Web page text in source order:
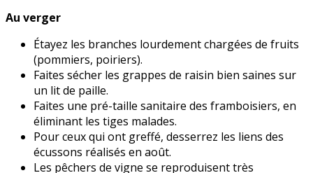
Au verger
Étayez les branches lourdement chargées de fruits
(pommiers, poiriers).
Faites sécher les grappes de raisin bien saines sur
un lit de paille.
Faites une pré-taille sanitaire des framboisiers, en
éliminant les tiges malades.
Pour ceux qui ont greffé, desserrez les liens des
écussons réalisés en août.
Les pêchers de vigne se reproduisent très